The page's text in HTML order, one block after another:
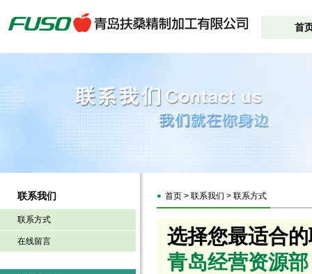
首
联系我们
联系方式
在线留言
首页 > 联系我们 > 联系方式
选择您最适合
青岛经营资源部